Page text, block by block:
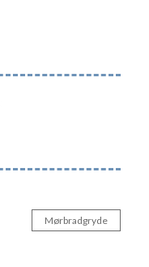
Mørbradgryde